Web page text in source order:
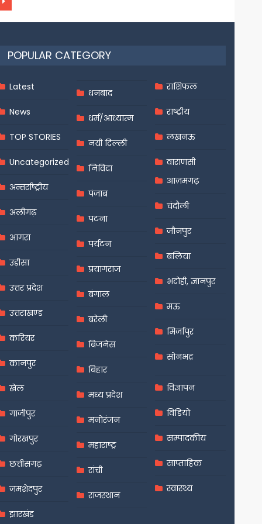
POPULAR CATEGORY
Latest
News
TOP STORIES
Uncategorized
अन्तर्राष्ट्रीय
अलीगढ़
आगरा
उड़ीसा
उत्तर प्रदेश
उत्तराखण्ड
करियर
कानपुर
खेल
गाजीपुर
गोरखपुर
छत्तीसगढ़
जमशेदपुर
झारखंड
धनबाद
धर्म/आध्यात्म
नयी दिल्ली
निविदा
पंजाब
पटना
पर्यटन
प्रयागराज
बंगाल
बरेली
बिजनेस
बिहार
मध्य प्रदेश
मनोरंजन
महाराष्ट्र
रांची
राजस्थान
राशिफल
राष्ट्रीय
लखनऊ
वाराणसी
आज़मगढ़
चंदौली
जौनपुर
बलिया
भदोही, ज्ञानपुर
मऊ
मिर्जापुर
सोनभद्र
विज्ञापन
विडियो
सम्पादकीय
साप्ताहिक
स्वास्थ्य